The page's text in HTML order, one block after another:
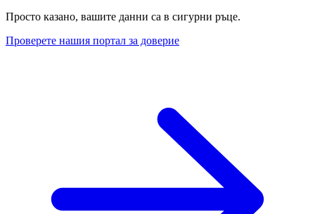
Просто казано, вашите данни са в сигурни ръце.
Проверете нашия портал за доверие